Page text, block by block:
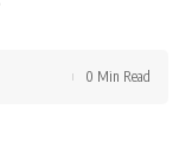
0 Min Read